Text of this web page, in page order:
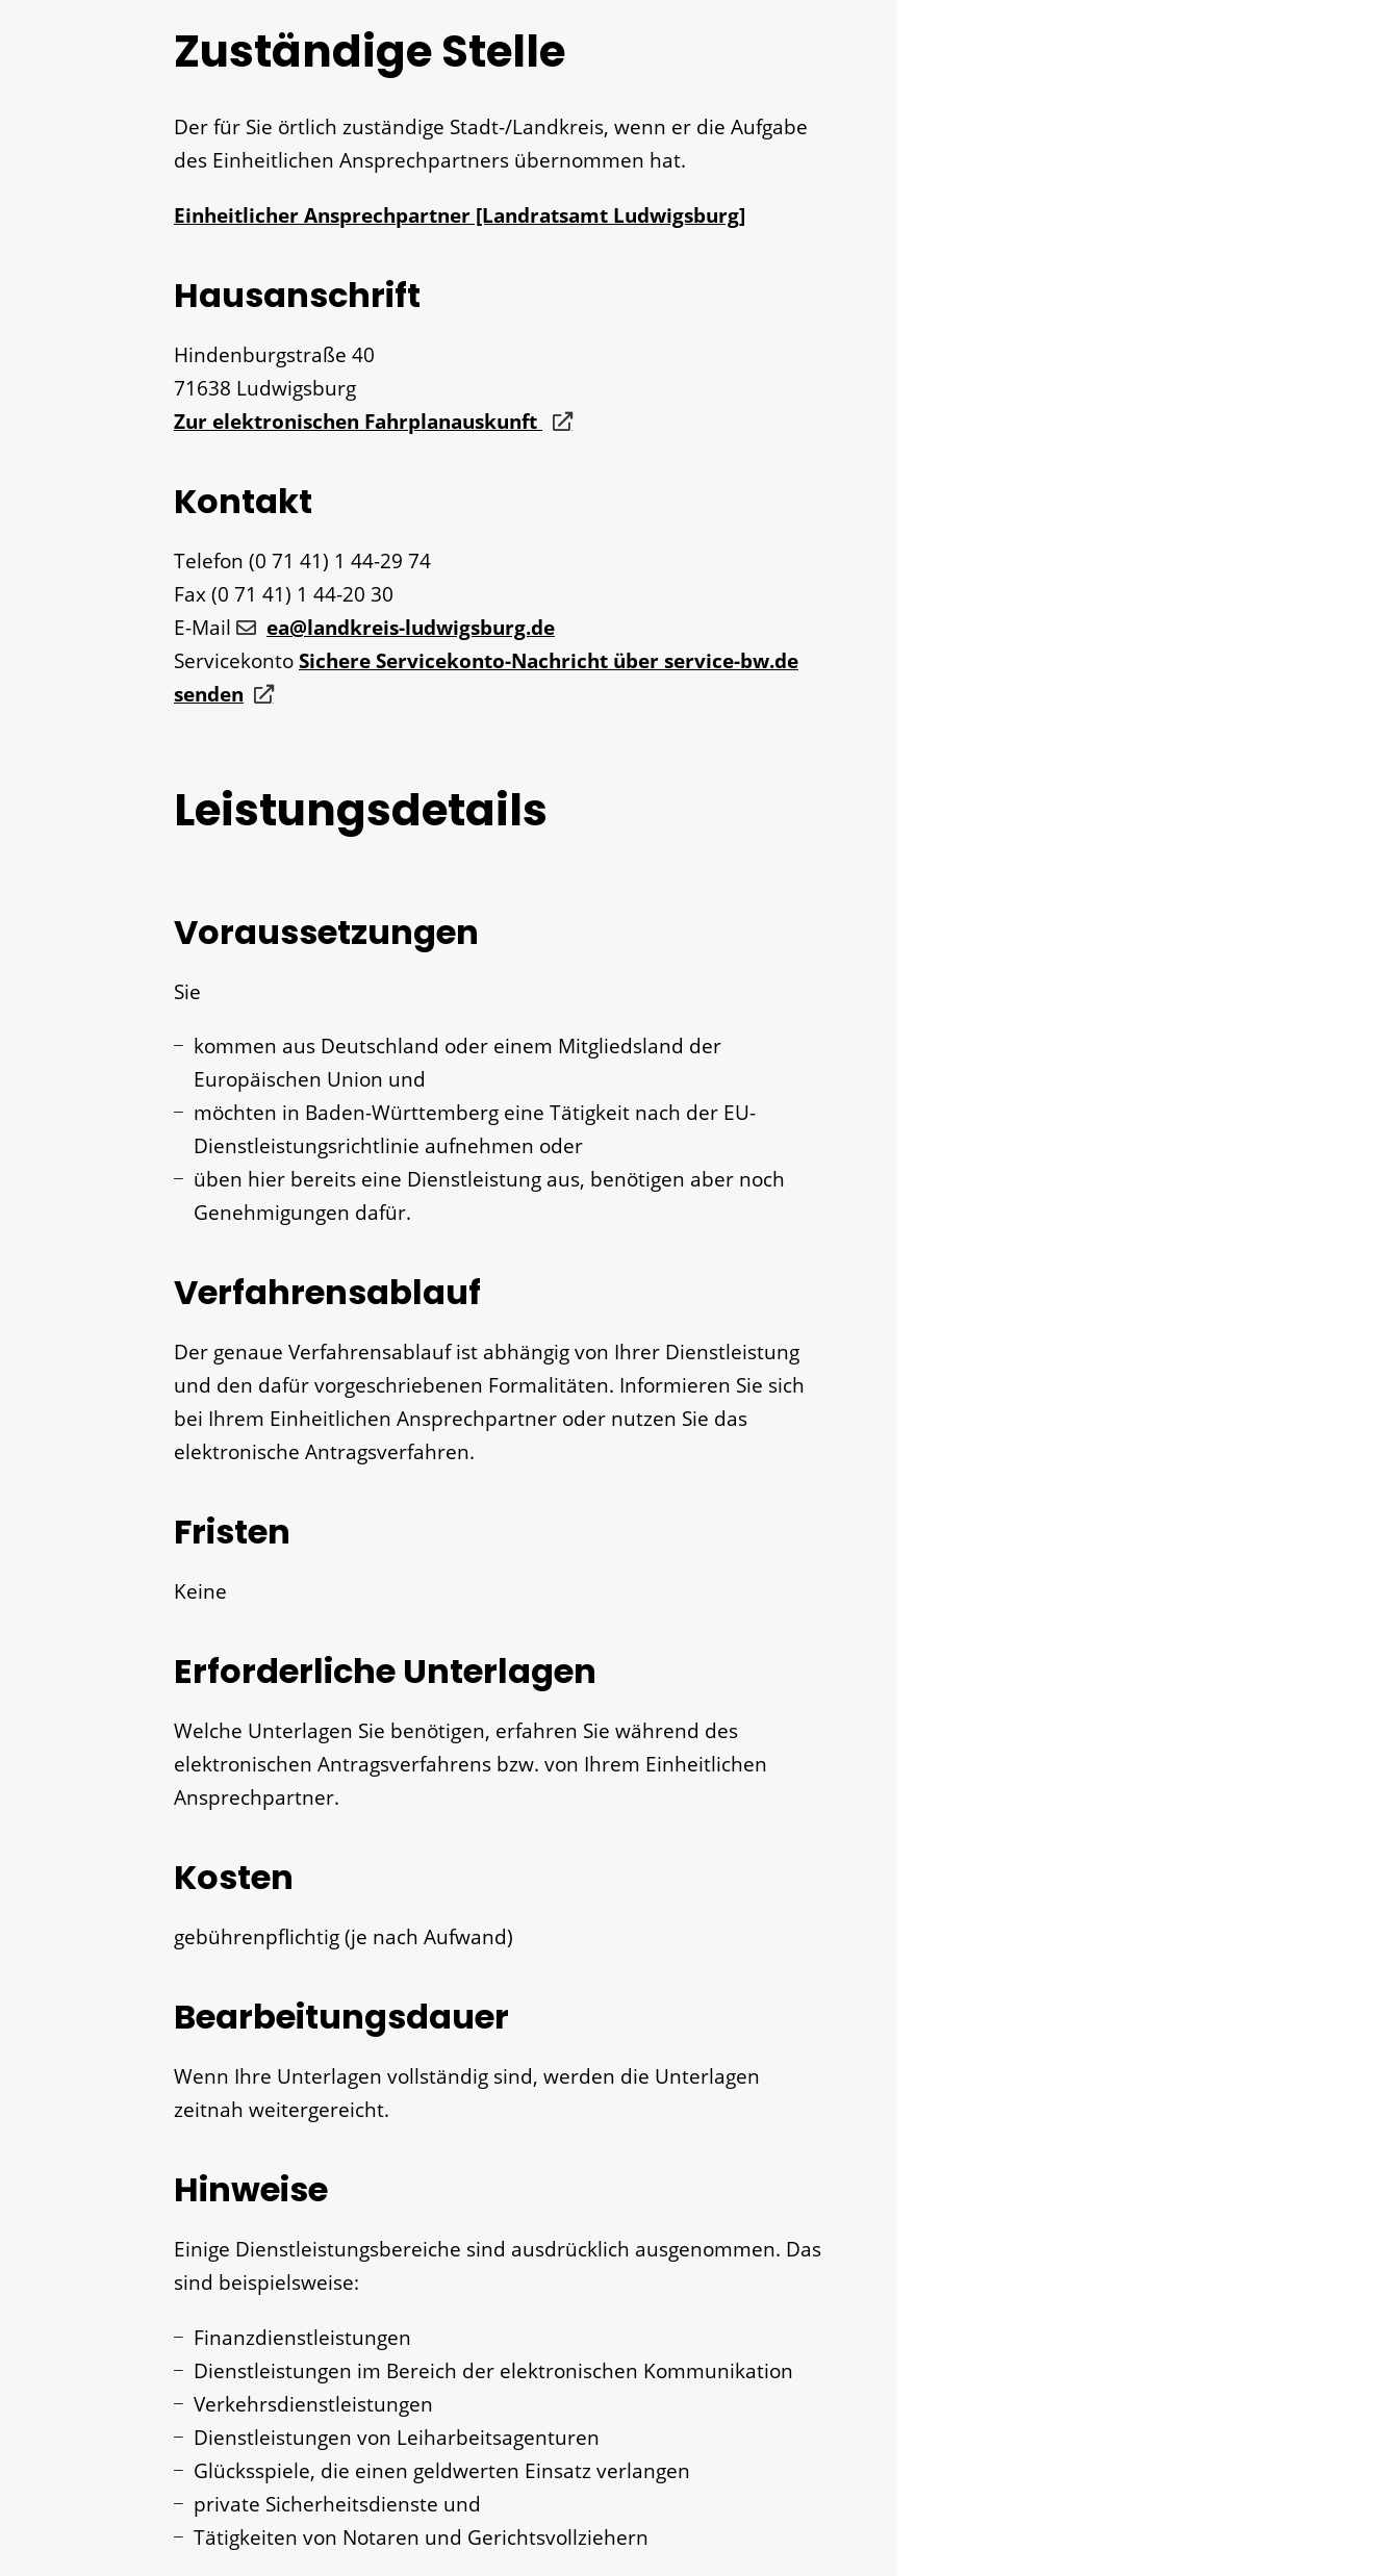
Zuständige Stelle
Der für Sie örtlich zuständige Stadt-/Landkreis, wenn er die Aufgabe
des Einheitlichen Ansprechpartners übernommen hat.
Einheitlicher Ansprechpartner [Landratsamt Ludwigsburg]
Hausanschrift
Hindenburgstraße 40
71638 Ludwigsburg
Zur elektronischen Fahrplanauskunft
Kontakt
Telefon (0 71 41) 1 44-29 74
Fax(0 71 41) 1 44-20 30
E-Mail
ea@landkreis-ludwigsburg.de
ServicekontoSichere Servicekonto-Nachricht über service-bw.de
senden
Leistungsdetails
Voraussetzungen
Sie
kommen aus Deutschland oder einem Mitgliedsland der
Europäischen Union und
möchten in Baden-Württemberg eine Tätigkeit nach der EU-
Dienstleistungsrichtlinie aufnehmen oder
üben hier bereits eine Dienstleistung aus, benötigen aber noch
Genehmigungen dafür.
Verfahrensablauf
Der genaue Verfahrensablauf ist abhängig von Ihrer Dienstleistung
und den dafür vorgeschriebenen Formalitäten. Informieren Sie sich
bei Ihrem Einheitlichen Ansprechpartner oder nutzen Sie das
elektronische Antragsverfahren.
Fristen
Keine
Erforderliche Unterlagen
Welche Unterlagen Sie benötigen, erfahren Sie während des
elektronischen Antragsverfahrens bzw. von Ihrem Einheitlichen
Ansprechpartner.
Kosten
gebührenpflichtig (je nach Aufwand)
Bearbeitungsdauer
Wenn Ihre Unterlagen vollständig sind, werden die Unterlagen
zeitnah weitergereicht.
Hinweise
Einige Dienstleistungsbereiche sind ausdrücklich ausgenommen. Das
sind beispielsweise:
Finanzdienstleistungen
Dienstleistungen im Bereich der elektronischen Kommunikation
Verkehrsdienstleistungen
Dienstleistungen von Leiharbeitsagenturen
Glücksspiele, die einen geldwerten Einsatz verlangen
private Sicherheitsdienste und
Tätigkeiten von Notaren und Gerichtsvollziehern